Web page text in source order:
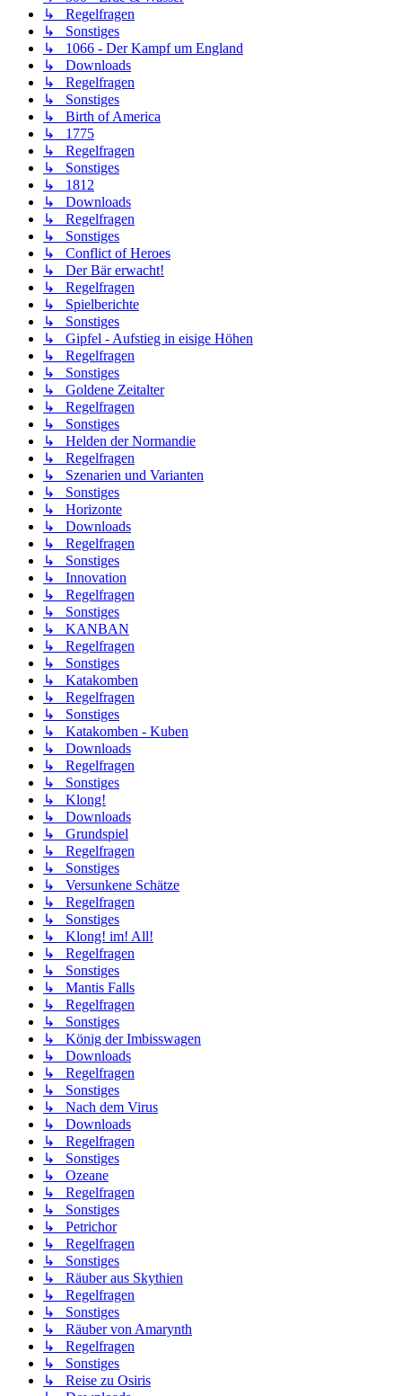
↳ Regelfragen
↳ Sonstiges
↳ 1066 - Der Kampf um England
↳ Downloads
↳ Regelfragen
↳ Sonstiges
↳ Birth of America
↳ 1775
↳ Regelfragen
↳ Sonstiges
↳ 1812
↳ Downloads
↳ Regelfragen
↳ Sonstiges
↳ Conflict of Heroes
↳ Der Bär erwacht!
↳ Regelfragen
↳ Spielberichte
↳ Sonstiges
↳ Gipfel - Aufstieg in eisige Höhen
↳ Regelfragen
↳ Sonstiges
↳ Goldene Zeitalter
↳ Regelfragen
↳ Sonstiges
↳ Helden der Normandie
↳ Regelfragen
↳ Szenarien und Varianten
↳ Sonstiges
↳ Horizonte
↳ Downloads
↳ Regelfragen
↳ Sonstiges
↳ Innovation
↳ Regelfragen
↳ Sonstiges
↳ KANBAN
↳ Regelfragen
↳ Sonstiges
↳ Katakomben
↳ Regelfragen
↳ Sonstiges
↳ Katakomben - Kuben
↳ Downloads
↳ Regelfragen
↳ Sonstiges
↳ Klong!
↳ Downloads
↳ Grundspiel
↳ Regelfragen
↳ Sonstiges
↳ Versunkene Schätze
↳ Regelfragen
↳ Sonstiges
↳ Klong! im! All!
↳ Regelfragen
↳ Sonstiges
↳ Mantis Falls
↳ Regelfragen
↳ Sonstiges
↳ König der Imbisswagen
↳ Downloads
↳ Regelfragen
↳ Sonstiges
↳ Nach dem Virus
↳ Downloads
↳ Regelfragen
↳ Sonstiges
↳ Ozeane
↳ Regelfragen
↳ Sonstiges
↳ Petrichor
↳ Regelfragen
↳ Sonstiges
↳ Räuber aus Skythien
↳ Regelfragen
↳ Sonstiges
↳ Räuber von Amarynth
↳ Regelfragen
↳ Sonstiges
↳ Reise zu Osiris